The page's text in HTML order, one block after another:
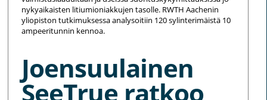
nykyaikaisten litiumioniakkujen tasolle. RWTH Aachenin
yliopiston tutkimuksessa analysoitiin 120 sylinterimäistä 10
ampeeritunnin kennoa.
Joensuulainen
SeeTrue ratkoo